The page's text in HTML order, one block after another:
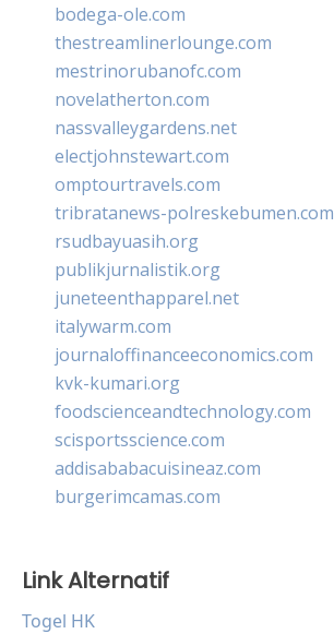
bodega-ole.com
thestreamlinerlounge.com
mestrinorubanofc.com
novelatherton.com
nassvalleygardens.net
electjohnstewart.com
omptourtravels.com
tribratanews-polreskebumen.com
rsudbayuasih.org
publikjurnalistik.org
juneteenthapparel.net
italywarm.com
journaloffinanceeconomics.com
kvk-kumari.org
foodscienceandtechnology.com
scisportsscience.com
addisababacuisineaz.com
burgerimcamas.com
Link Alternatif
Togel HK